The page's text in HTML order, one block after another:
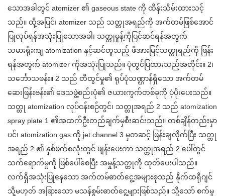
သောအခါတွင် atomizer ၏ gaseous state ကို ထိန်းသိမ်းထားသင့်
သည်။ ထို့အပြင်၊ atomizer သည် သတ္တုအရည်ကို အက်တမ်ဖြစ်အောင်
ပြုလုပ်ရန်အသုံးပြုသောအခါ၊ သတ္တုမှုန့်ကိုပြင်ဆင်ရန်အတွက်
သမားရိုးကျ atomization နှင့်ဆင်တူသည့် ဖိအားမြင့်သတ္တုရည်ကို ဖြန်း
ရန်အတွက် atomizer ကိုအသုံးပြုသည်။ ပုံတွင်ပြထားသည့်အတိုင်း။ 2၊
သင်္ဘောသဖန်း။ 2 သည် တီထွင်မှု၏ ရုပ်ပုံသဏ္ဌာန်ရှိသော အက်တမ်
ဆေးဖြန်းဗန်း၏ ဒေသဖွဲ့စည်းပုံ၏ ဇယားကွက်တစ်ခုကို ပံ့ပိုးပေးသည်။
သတ္တု atomization လုပ်ငန်းစဉ်တွင်၊ သတ္တုအရည် 2 သည် atomization
spray plate 1 ၏အထက်ဦးတည်ချက်မှစီးဆင်းသည်။ တစ်ချိန်တည်းမှာ
ပင်၊ atomization gas ကို jet channel 3 မှတဆင့် ဖြန်းချလိုက်ပြီး သတ္တု
အရည် 2 ၏ နှစ်ဖက်စလုံးတွင် ဖျန်းပေးကာ သတ္တုအရည် 2 ပေါ်တွင်
သက်ရောက်မှုကို ဖြစ်ပေါ်စေပြီး အမှုန့်သတ္တုကို ထုတ်ပေးပါသည်။
လက်ရှိအသုံးပြုနေသော အက်တမ်ဓာတ်ငွေ့အများစုသည် နိုက်ထရိုဂျင်
သို့မဟုတ် အခြားသော မသန်စွမ်းဓာတ်ငွေ့များဖြစ်သည်။ သို့သော် စက်မှု